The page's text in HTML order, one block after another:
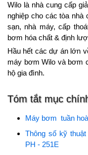
Wilo là nhà cung cấp
nghiệp cho các tòa
sạn, nhà máy, cấp
bơm hóa chất & định
Hầu hết các dự án lớn
máy bơm Wilo và bơm
hộ gia đình.
Tóm tắt mục
Máy bơm tuần
Thông số kỹ
PH - 251E